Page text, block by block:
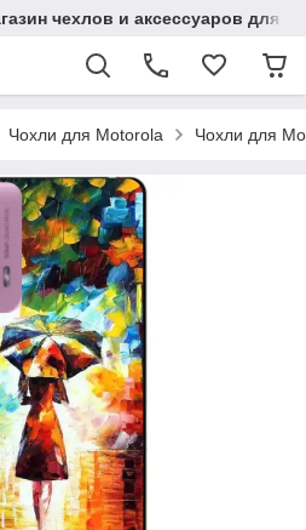
чехлов и аксессуаров для
Чохли для Motorola Чохли для